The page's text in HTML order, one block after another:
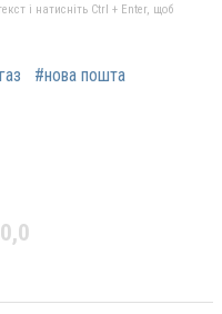
і натисніть Ctrl + Enter, щоб
#нова пошта
0,0